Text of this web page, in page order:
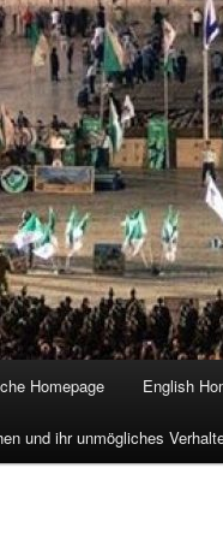
Homepage English
und ihr unmögliches